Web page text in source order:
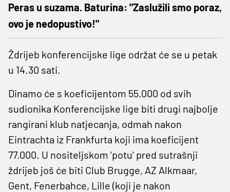
Peras u suzama. Baturina: "Zaslužili smo poraz,
ovo je nedopustivo!"
Ždrijeb konferencijske lige održat će se u petak
u 14.30 sati.
Dinamo će s koeficijentom 55.000 od svih
sudionika Konferencijske lige biti drugi najbolje
rangirani klub natjecanja, odmah nakon
Eintrachta iz Frankfurta koji ima koeficijent
77.000. U nositeljskom 'potu' pred sutrašnji
ždrijeb još će biti Club Brugge, AZ Alkmaar,
Gent, Fenerbahce, Lille (koji je nakon